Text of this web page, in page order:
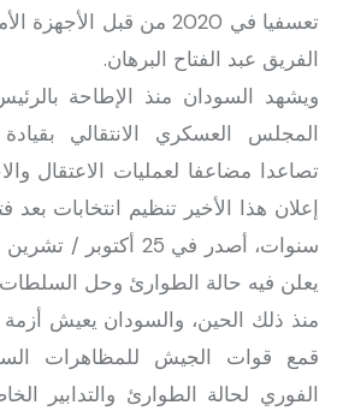
تعسفيا في 2020 من قبل
الفريق عبد الفتاح البرهان.
ويشهد السودان منذ الإطاحة
المجلس العسكري الانتقالي بقيادة
تصاعدا مضاعفا لعمليات الاعتقال
إعلان هذا الأخير تنظيم انتخابات بعد
سنوات، أصدر في 25
يعلن فيه حالة الطوارئ وحل السلطات
منذ ذلك الحين، والسودان يعيش
قمع قوات الجيش للمظاهرات
الفوري لحالة الطوارئ والتدابير